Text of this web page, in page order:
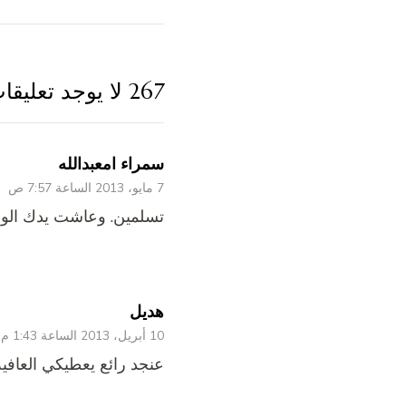
267 لا يوجد تعليقات
سمراء امعبدالله
7 مايو، 2013 الساعة 7:57 ص
تسلمين. وعاشت يدك
هديل
10 أبريل، 2013 الساعة 1:43 م
عنجد رائع يعطيكي